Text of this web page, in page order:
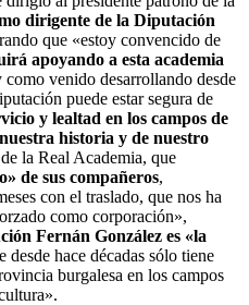
dirigente de la Diputación
que «estoy convencido de
apoyando a esta academia
como venido desarrollando desde
puede estar segura de
y lealtad en los campos de
historia y de nuestro
la Real Academia, que
de sus compañeros,
con el traslado, que nos ha
como corporación»,
Fernán González es «la
desde hace décadas sólo tiene
burgalesa en los campos